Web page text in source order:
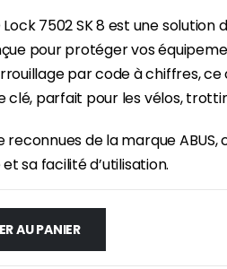
Lock 7502 SK 8 est une
pour protéger vos
par code à chiffres,
clé, parfait pour les vélos,
reconnues de la marque
sa facilité d’utilisation.
AU PANIER